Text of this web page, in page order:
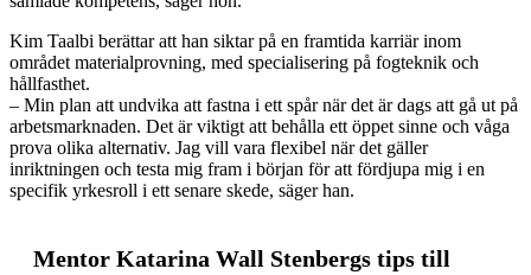
Kim Taalbi berättar att han siktar på en framtida karriär inom
området materialprovning, med specialisering på fogteknik och
hållfasthet.
– Min plan att undvika att fastna i ett spår när det är dags att gå ut på
arbetsmarknaden. Det är viktigt att behålla ett öppet sinne och våga
prova olika alternativ. Jag vill vara flexibel när det gäller
inriktningen och testa mig fram i början för att fördjupa mig i en
specifik yrkesroll i ett senare skede, säger han.
Mentor Katarina Wall Stenbergs tips till